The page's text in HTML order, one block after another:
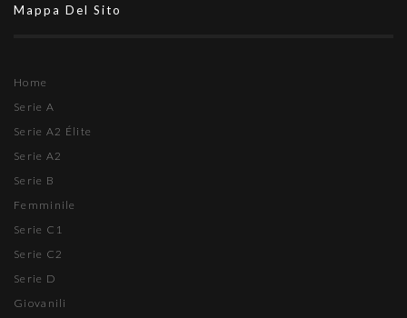
Mappa Del Sito
Home
Serie A
Serie A2 Élite
Serie A2
Serie B
Femminile
Serie C1
Serie C2
Serie D
Giovanili